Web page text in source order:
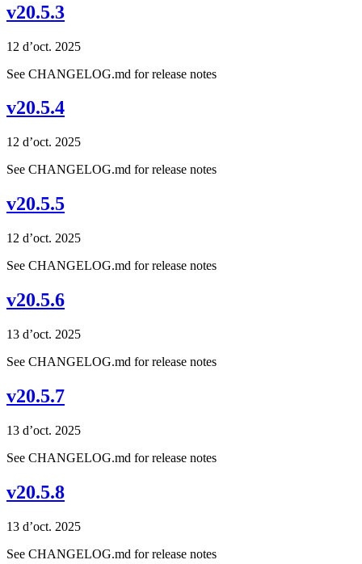
v20.5.3
12 d’oct. 2025
See CHANGELOG.md for release notes
v20.5.4
12 d’oct. 2025
See CHANGELOG.md for release notes
v20.5.5
12 d’oct. 2025
See CHANGELOG.md for release notes
v20.5.6
13 d’oct. 2025
See CHANGELOG.md for release notes
v20.5.7
13 d’oct. 2025
See CHANGELOG.md for release notes
v20.5.8
13 d’oct. 2025
See CHANGELOG.md for release notes